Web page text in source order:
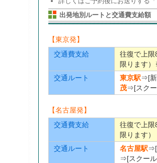
出発地別ルートと交通費支給額
【東京発】
交通費支給
往復で上限
限ります
交通ルート
東京駅⇒[新
茂⇒[スク
【名古屋発】
交通費支給
往復で上限
限ります）
交通ルート
名古屋駅⇒[
⇒[スクー